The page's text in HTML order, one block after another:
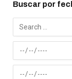
Buscar por